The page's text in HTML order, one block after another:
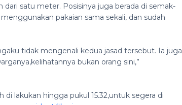
satu meter. Posisinya juga berada di semak-
pakaian sama sekali, dan sudah
tidak mengenali kedua jasad tersebut. Ia juga
bukan orang sini,”
di lakukan hingga pukul 15.32,untuk segera di